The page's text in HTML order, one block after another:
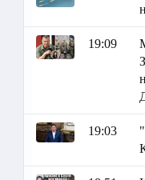
19:09
19:03